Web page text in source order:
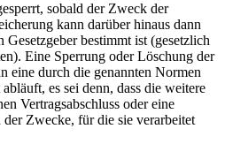
sobald der Zweck der
kann darüber hinaus dann
bestimmt ist (gesetzlich
Eine Sperrung oder Löschung der
eine durch die genannten Normen
es sei denn, dass die weitere
Vertragsabschluss oder eine
Zwecke, für die sie verarbeitet